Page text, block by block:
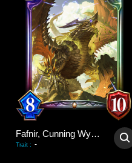
Fafnir, Cunning Wyrm
Trait : -